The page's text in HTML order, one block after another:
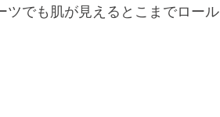
ツでも肌が見えるとこまでロー